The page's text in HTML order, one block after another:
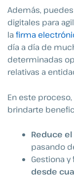
Además,
digitales para
la firma
día a día de
determinadas
relativas a
En este
brindarte
Reduce
pasando
Gestiona
desde